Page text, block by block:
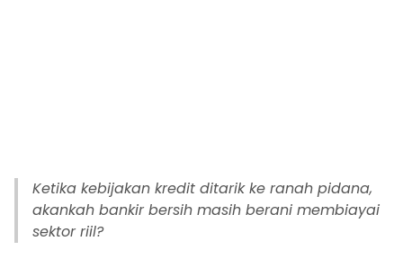
Ketika kebijakan kredit ditarik ke ranah pidana,
akankah bankir bersih masih berani membiayai
sektor riil?